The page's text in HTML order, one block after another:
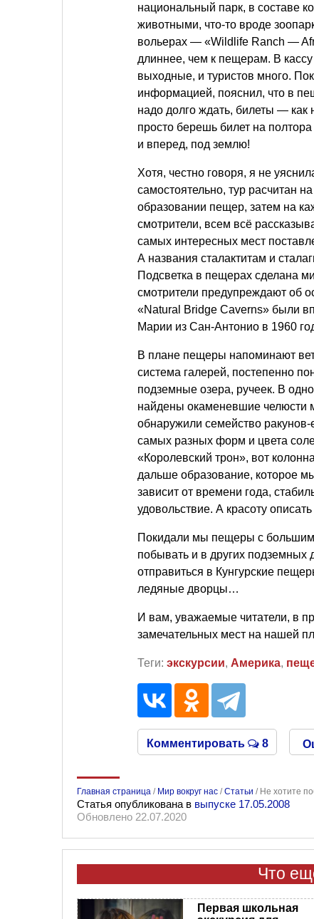
национальный парк, в составе
животными, что-то вроде
вольерах — «Wildlife Ranch —
длиннее, чем к пещерам. В
выходные, и туристов много.
информацией, пояснил, что в
надо долго ждать, билеты — как
просто берешь билет на
и вперед, под землю!
Хотя, честно говоря, я не
самостоятельно, тур расчитан
образовании пещер, затем на
смотрители, всем всё
самых интересных мест
А названия сталактитам и
Подсветка в пещерах сделана
смотрители предупреждают об
«Natural Bridge Caverns» были
Марии из Сан-Антонио в 1960
В плане пещеры напоминают
система галерей, постепенно
подземные озера, ручеек. В
найдены окаменевшие челюсти
обнаружили семейство ракунов-
самых разных форм и цвета
«Королевский трон», вот
дальше образование, которое
зависит от времени года,
удовольствие. А красоту
Покидали мы пещеры с
побывать и в других подземных
отправиться в Кунгурские
ледяные дворцы…
И вам, уважаемые читатели, в
замечательных мест на нашей
Теги: экскурсии, Америка,
Комментировать 8
Главная страница / Мир вокруг нас /Статьи / Не хотите
Статья опубликована в выпуске 17.05.2008
Обновлено 22.07.2020
Что
Первая школьная